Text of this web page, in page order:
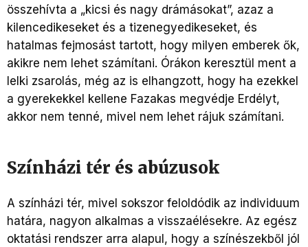
összehívta a „kicsi és nagy drámásokat”, azaz a
kilencedikeseket és a tizenegyedikeseket, és
hatalmas fejmosást tartott, hogy milyen emberek ők,
akikre nem lehet számítani. Órákon keresztül ment a
lelki zsarolás, még az is elhangzott, hogy ha ezekkel
a gyerekekkel kellene Fazakas megvédje Erdélyt,
akkor nem tenné, mivel nem lehet rájuk számítani.
Színházi tér és abúzusok
A színházi tér, mivel sokszor feloldódik az individuum
határa, nagyon alkalmas a visszaélésekre. Az egész
oktatási rendszer arra alapul, hogy a színészekből jól